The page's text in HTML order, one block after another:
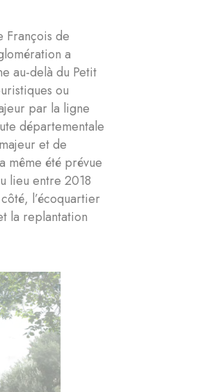
François de
a
au-delà du Petit
ou
par la ligne
départementale
et de
même été prévue
lieu entre 2018
l’écoquartier
la replantation